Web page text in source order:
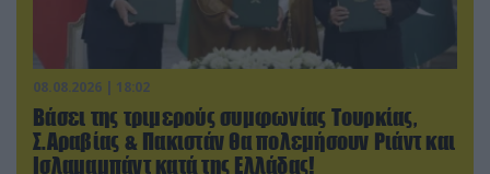
08.08.2026 | 18:02
Βάσει της τριμερούς συμφωνίας Τουρκίας,
Σ.Αραβίας & Πακιστάν θα πολεμήσουν Ριάντ και
Ισλαμαμπάντ κατά της Ελλάδας!